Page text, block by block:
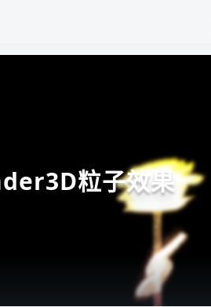
粒子效果